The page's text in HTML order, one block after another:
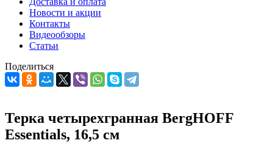
Новости и акции
Контакты
Видеообзоры
Статьи
Поделиться
Терка четырехгранная BergHOFF
Essentials, 16,5 см